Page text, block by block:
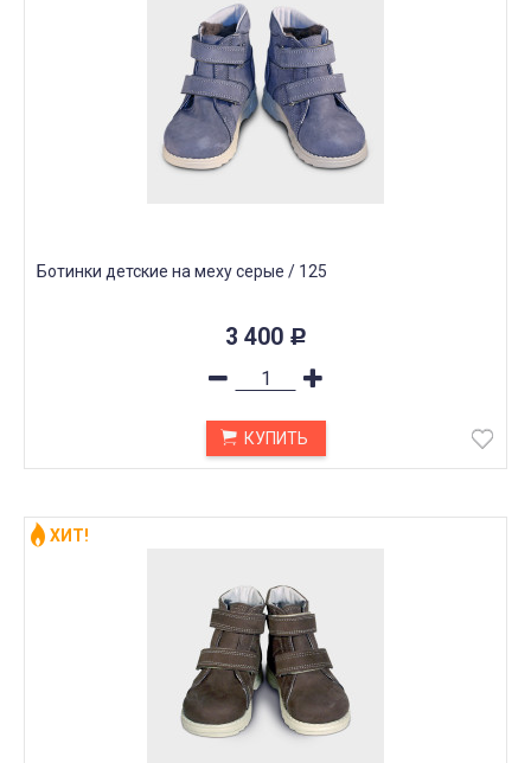
Ботинки детские на меху серые / 125
3 400 Р
КУПИТЬ
ХИТ!